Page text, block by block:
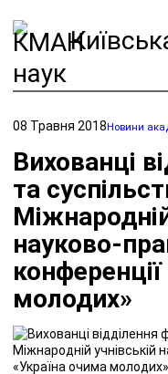
наук
08 Травня 2018Новини
Вихованці
та
науково-
молодих»